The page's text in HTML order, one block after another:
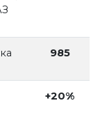
985
+20%